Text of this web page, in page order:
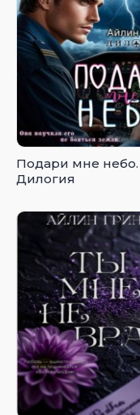
Подари мне небо.
Дилогия